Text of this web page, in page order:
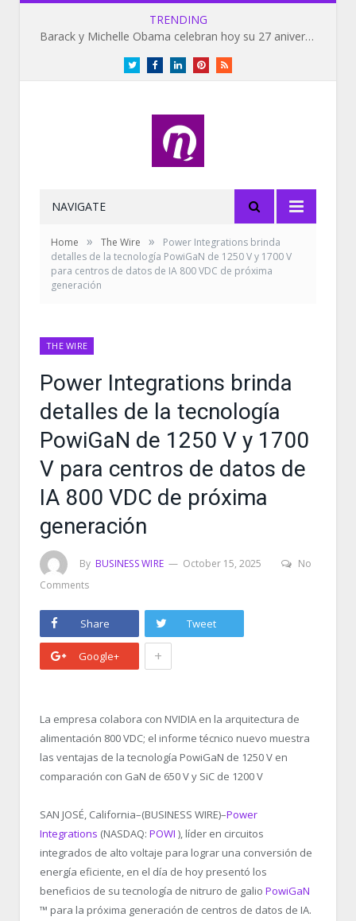
TRENDING
Barack y Michelle Obama celebran hoy su 27 aniversario de bodas
TwitterFacebookLinkedInPinterestRSS
NAVIGATE
Home » The Wire »
Power Integrations brinda
detalles de la tecnología PowiGaN de 1250 V y 1700 V
para centros de datos de IA 800 VDC de próxima
generación
THE WIRE
Power Integrations brinda
detalles de la tecnología
PowiGaN de 1250 V y 1700
V para centros de datos de
IA 800 VDC de próxima
generación
By BUSINESS WIRE October 15, 2025
No
Comments
Share Tweet
Google+ +
La empresa colabora con NVIDIA en la arquitectura de
alimentación 800 VDC; el informe técnico nuevo muestra
las ventajas de la tecnología PowiGaN de 1250 V en
comparación con GaN de 650 V y SiC de 1200 V
SAN JOSÉ, California–(BUSINESS WIRE)–Power
Integrations (NASDAQ: POWI ), líder en circuitos
integrados de alto voltaje para lograr una conversión de
energía eficiente, en el día de hoy presentó los
beneficios de su tecnología de nitruro de galio PowiGaN
™ para la próxima generación de centros de datos de IA.